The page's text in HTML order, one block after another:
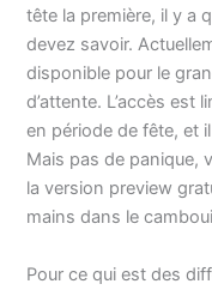
tête la première, il y a
devez savoir.
disponible pour le
d’attente. L’accès
en période de fête, et
Mais pas de panique,
la version preview
mains dans le
Pour ce qui est des